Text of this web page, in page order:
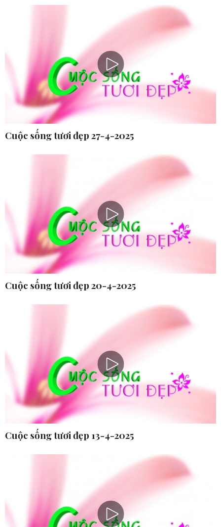
Cuộc sống tươi đẹp 27-4-2025
Cuộc sống tươi đẹp 20-4-2025
Cuộc sống tươi đẹp 13-4-2025